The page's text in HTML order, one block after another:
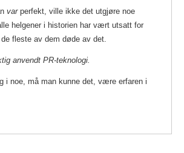
varperfekt, ville ikke det utgjøre noe
helgener i historien har vært utsatt for
fleste av dem døde av det.
anvendt PR-teknologi.
i noe, må man kunne det, være erfaren i